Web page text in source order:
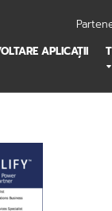
APLICAȚII